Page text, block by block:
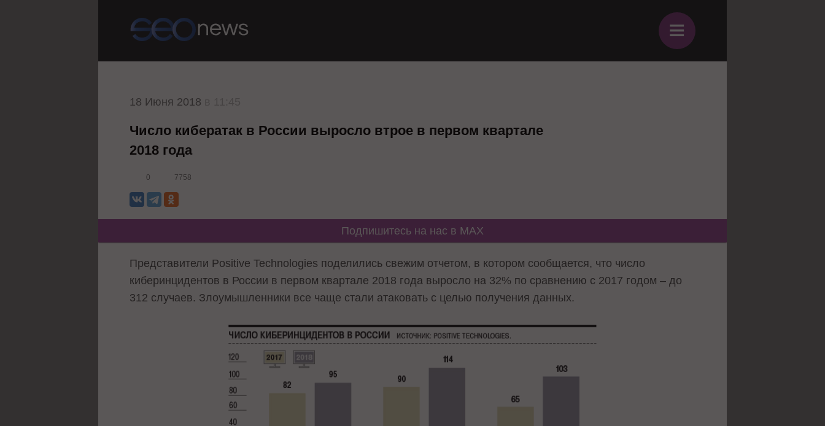
≡
18 Июня 2018
Число кибератак в России выросло втрое в первом квартале
2018 года
0 7758
Подпишитесь на нас в MAX
Представители Positive Technologies поделились свежим отчетом, в котором сообщается, что число
киберинцидентов в России в первом квартале 2018 года выросло на 32% по сравнению с 2017 годом – до
312 случаев. Злоумышленники все чаще стали атаковать с целью получения данных.